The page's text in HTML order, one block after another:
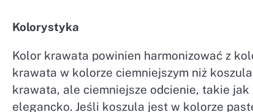
Kolorystyka
Kolor krawata powinien harmonizować z
krawata w kolorze ciemniejszym niż
krawata, ale ciemniejsze odcienie, takie
elegancko. Jeśli koszula jest w kolorze